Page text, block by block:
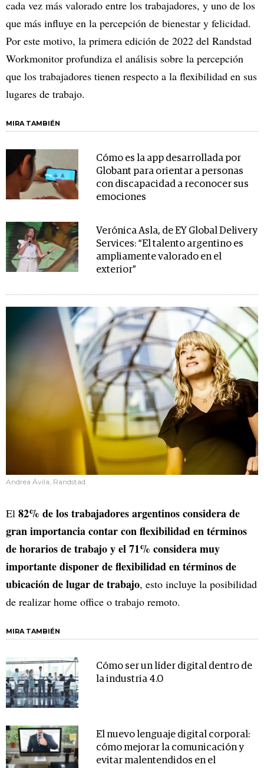
cada vez más valorado entre los trabajadores, y uno de los
que más influye en la percepción de bienestar y felicidad.
Por este motivo, la primera edición de 2022 del Randstad
Workmonitor profundiza el análisis sobre la percepción
que los trabajadores tienen respecto a la flexibilidad en sus
lugares de trabajo.
MIRA TAMBIÉN
Cómo es la app desarrollada por
Globant para orientar a personas
con discapacidad a reconocer sus
emociones
Verónica Asla, de EY Global Delivery
Services: “El talento argentino es
ampliamente valorado en el
exterior”
Andrea Ávila, Randstad.
El 82% de los trabajadores argentinos considera de
gran importancia contar con flexibilidad en términos
de horarios de trabajo y el 71% considera muy
importante disponer de flexibilidad en términos de
ubicación de lugar de trabajo, esto incluye la posibilidad
de realizar home office o trabajo remoto.
MIRA TAMBIÉN
Cómo ser un líder digital dentro de
la industria 4.0
El nuevo lenguaje digital corporal:
cómo mejorar la comunicación y
evitar malentendidos en el